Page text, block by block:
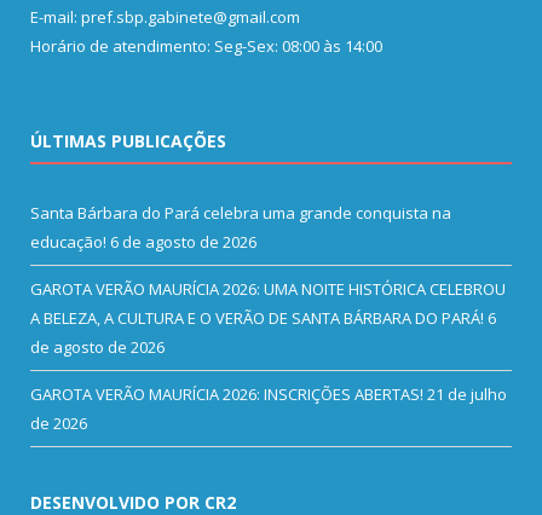
E-mail: pref.sbp.gabinete@gmail.com
Horário de atendimento: Seg-Sex: 08:00 às 14:00
ÚLTIMAS PUBLICAÇÕES
Santa Bárbara do Pará celebra uma grande conquista na
educação! 6 de agosto de 2026
GAROTA VERÃO MAURÍCIA 2026: UMA NOITE HISTÓRICA CELEBROU
A BELEZA, A CULTURA E O VERÃO DE SANTA BÁRBARA DO PARÁ! 6
de agosto de 2026
GAROTA VERÃO MAURÍCIA 2026: INSCRIÇÕES ABERTAS! 21 de julho
de 2026
DESENVOLVIDO POR CR2